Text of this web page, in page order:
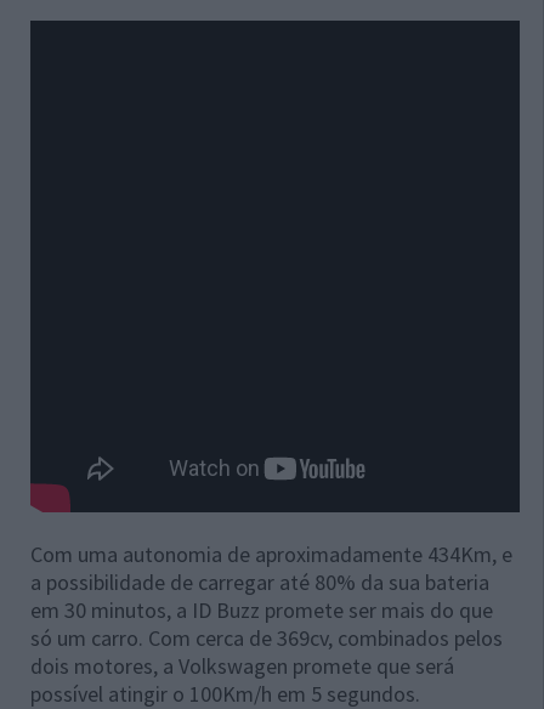
Com uma autonomia de aproximadamente 434Km, e
a possibilidade de carregar até 80% da sua bateria
em 30 minutos, a ID Buzz promete ser mais do que
só um carro. Com cerca de 369cv, combinados pelos
dois motores, a Volkswagen promete que será
possível atingir o 100Km/h em 5 segundos.